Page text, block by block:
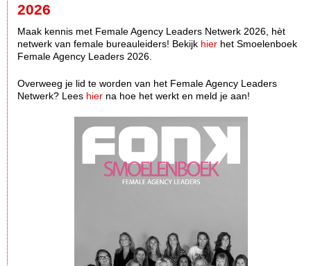
2026
Maak kennis met Female Agency Leaders Netwerk 2026, hèt
netwerk van female bureauleiders! Bekijk hier het Smoelenboek
Female Agency Leaders 2026.
Overweeg je lid te worden van het Female Agency Leaders
Netwerk? Lees hier na hoe het werkt en meld je aan!